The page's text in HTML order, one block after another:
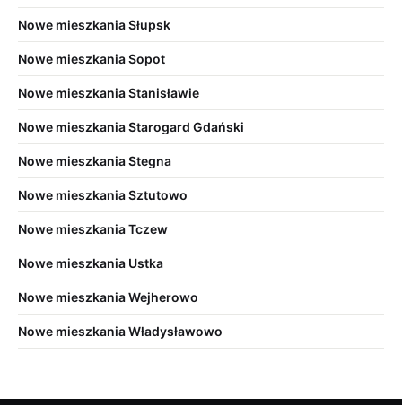
Nowe mieszkania Słupsk
Nowe mieszkania Sopot
Nowe mieszkania Stanisławie
Nowe mieszkania Starogard Gdański
Nowe mieszkania Stegna
Nowe mieszkania Sztutowo
Nowe mieszkania Tczew
Nowe mieszkania Ustka
Nowe mieszkania Wejherowo
Nowe mieszkania Władysławowo